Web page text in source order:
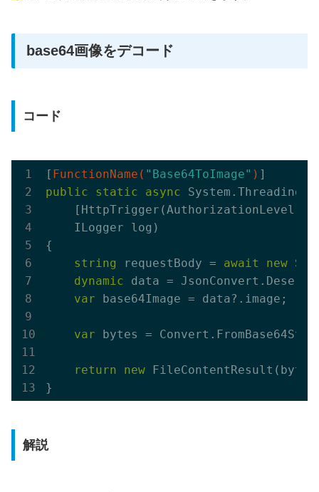
base64画像をデコード
コード
[ FunctionName( "Base64ToImage" )
public
static async
    ILogger log)
{
string
requestBody = await new
dynamic data =
var base64Image = data?.image;
var bytes =
return new
解説